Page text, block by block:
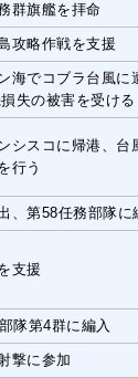
群旗艦を拝命
攻略作戦を支援
海でコブラ台風に
失の被害を受ける
シスコに帰港、台
行う
、第58任務部隊に
支援
隊第4群に編入
撃に参加